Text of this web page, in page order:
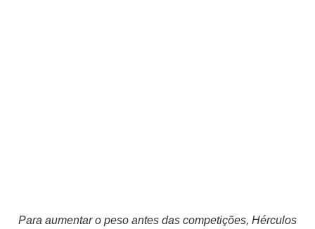
Para aumentar o peso antes das competições, Hérculos